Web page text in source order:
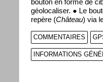
bouton en forme de
géolocaliser. ● Le
repère (Château) via
COMMENTAIRES
INFORMATIONS